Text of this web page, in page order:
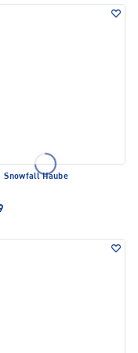
Snowfall Haube